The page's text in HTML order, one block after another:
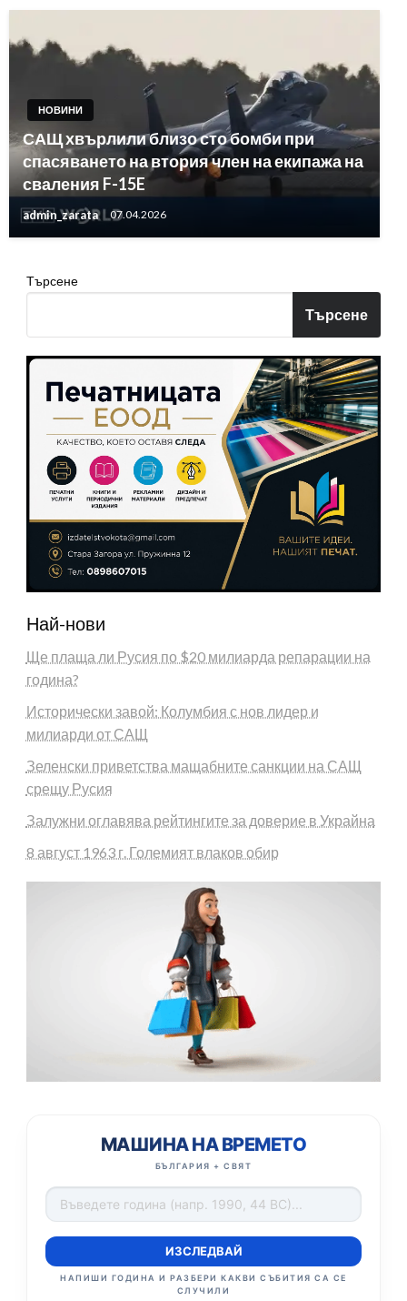
НОВИНИ
САЩ хвърлили близо сто бомби при
спасяването на втория член на екипажа на
сваления F-15E
admin_zarata 07.04.2026
Търсене
Търсене
Най-нови
Ще плаща ли Русия по $20 милиарда репарации на
година?
Исторически завой: Колумбия с нов лидер и
милиарди от САЩ
Зеленски приветства мащабните санкции на САЩ
срещу Русия
Залужни оглавява рейтингите за доверие в Украйна
8 август 1963 г. Големият влаков обир
МАШИНА НА ВРЕМЕТО
БЪЛГАРИЯ + СВЯТ
ИЗСЛЕДВАЙ
НАПИШИ ГОДИНА И РАЗБЕРИ КАКВИ СЪБИТИЯ СА СЕ
СЛУЧИЛИ